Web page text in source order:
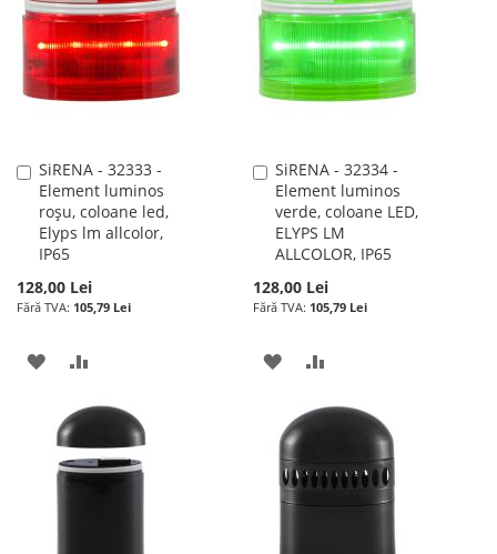
SiRENA - 32333 -
Element luminos
roșu, coloane led,
Elyps lm allcolor,
IP65
128,00 Lei
105,79 Lei
Adauga
în
cos
ADAUGATI
LISTA
DE
COMPARARE
SiRENA - 32334 -
Element luminos
verde, coloane LED,
ELYPS LM
ALLCOLOR, IP65
128,00 Lei
105,79 Lei
Adauga
în
cos
ADAUGATI
LISTA
DE
COMPARARE